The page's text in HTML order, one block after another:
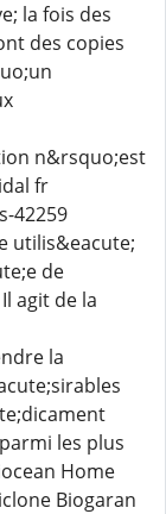
la fois des
des copies
n&rsquo;est
fr
42259
utilis&eacute;
de
agit de la
la
les plus
Home
Biogaran